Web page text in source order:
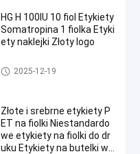
HG H 100IU 10 fiol Etykiety
Somatropina 1 fiolka Etyki
ety naklejki Złoty logo
Niestandardowe etykiety fiolek
2025-12-19
Złote i srebrne etykiety P
ET na fiolki Niestandardo
we etykiety na fiolki do dr
uku Etykiety na butelki w